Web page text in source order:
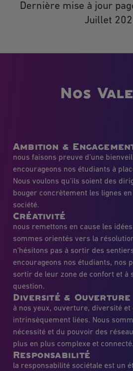
Dernière mise à jour
Juillet
Nos
Ambition &
nous faisons preuve d’une
encourageons nos étudiants à
Nous voulons qu’ils soient des
bouger concrètement les lignes
société.
Créativité
nous remettons en cause les
sommes orientés vers la
n’hésitons pas à sortir des
encourageons nos étudiants, nos
sortir de leur zone de confort et à
question.
Diversité & Ouverture
à nos yeux, ouverture, diversité et
intrinsèquement liées. Nous
nécessité et du pouvoir des
plus en plus complexe et connecté.
Responsabilité
la responsabilité sociétale est un